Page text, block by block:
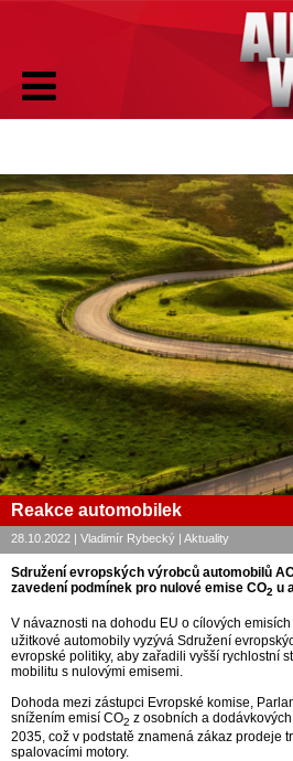
Reakce automobilek
28.10.2022 | Vladimír Rybecký | Aktuality
Sdružení evropských výrobců automobilů
zavedení podmínek pro nulové emise CO2 u
V návaznosti na dohodu EU o cílových emisích
užitkové automobily vyzývá Sdružení
evropské politiky, aby zařadili vyšší rychlostní
mobilitu s nulovými emisemi.
Dohoda mezi zástupci Evropské komise,
snížením emisí CO2 z osobních a
2035, což v podstatě znamená zákaz prodeje
spalovacími motory.